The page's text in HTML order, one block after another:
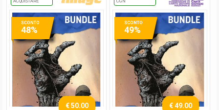
ACQUISTARE
€ 50.00
SCONTO
48%
CGN
€ 49.00
SCONTO
49%